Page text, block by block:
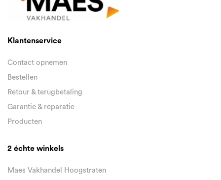
Klantenservice
Contact opnemen
Bestellen
Retour & terugbetaling
Garantie & reparatie
Producten
2 échte winkels
Maes Vakhandel Hoogstraten